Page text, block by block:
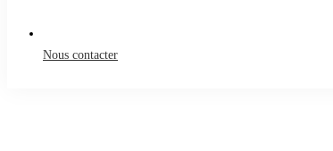
Nous contacter